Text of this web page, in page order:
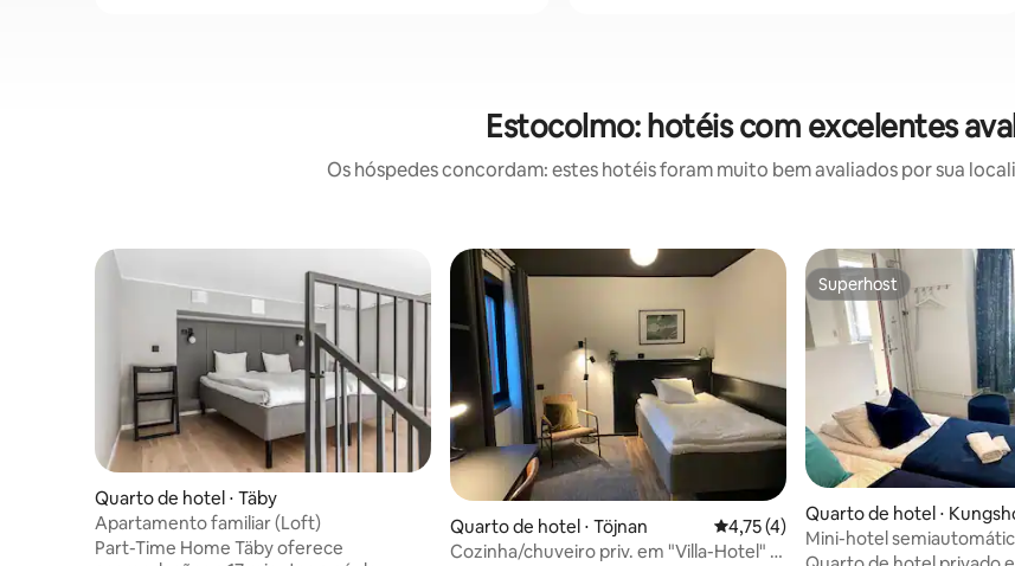
Estocolmo: hotéis com excelentes
Os hóspedes concordam: estes hotéis foram muito bem avaliados por sua
Quarto de hotel ⋅ Täby
Apartamento familiar (Loft)
Part-Time Home Täby oferece
Quarto de hotel ⋅ Töjnan 4,75 de uma avaliação média de 5, 4
4,75 (4)
Cozinha/chuveiro priv. em "Villa-Hotel" +
Superhost
Superhost
Quarto de hotel ⋅
n
Mini-hotel